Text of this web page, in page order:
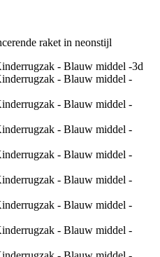
raket in neonstijl